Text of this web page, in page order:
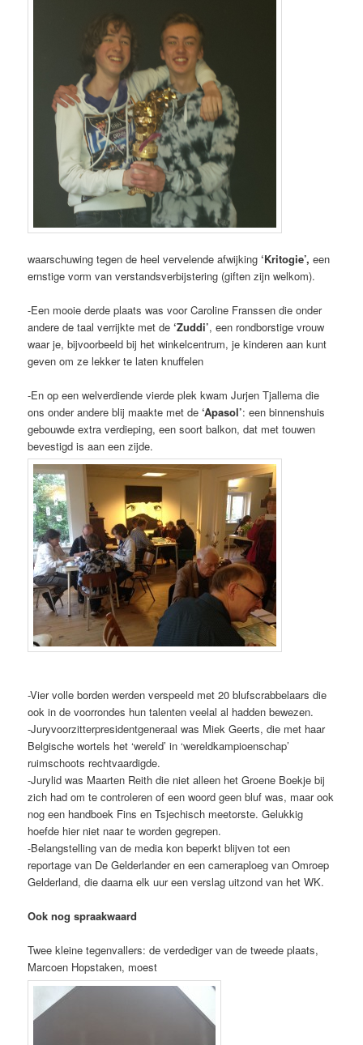
waarschuwing tegen de heel vervelende afwijking‘Kritogie’, een
ernstige vorm van verstandsverbijstering (giften zijn welkom).
-Een mooie derde plaats was voor Caroline Franssen die onder
andere de taal verrijkte met de‘Zuddi’, een rondborstige vrouw
waar je, bijvoorbeeld bij het winkelcentrum, je kinderen aan kunt
geven om ze lekker te laten knuffelen
-En op een welverdiende vierde plek kwam Jurjen Tjallema die
ons onder andere blij maakte met de‘Apasol’: een binnenshuis
gebouwde extra verdieping, een soort balkon, dat met touwen
bevestigd is aan een zijde.
-Vier volle borden werden verspeeld met 20 blufscrabbelaars die
ook in de voorrondes hun talenten veelal al hadden bewezen.
-Juryvoorzitterpresidentgeneraal was Miek Geerts, die met haar
Belgische wortels het ‘wereld’ in ‘wereldkampioenschap’
ruimschoots rechtvaardigde.
-Jurylid was Maarten Reith die niet alleen het Groene Boekje bij
zich had om te controleren of een woord geen bluf was, maar ook
nog een handboek Fins en Tsjechisch meetorste. Gelukkig
hoefde hier niet naar te worden gegrepen.
-Belangstelling van de media kon beperkt blijven tot een
reportage van De Gelderlander en een cameraploeg van Omroep
Gelderland, die daarna elk uur een verslag uitzond van het WK.
Ook nog spraakwaard
Twee kleine tegenvallers: de verdediger van de tweede plaats,
Marcoen Hopstaken, moest